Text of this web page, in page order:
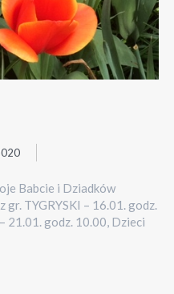
Babcie i Dziadków
TYGRYSKI – 16.01. godz.
21.01. godz. 10.00, Dzieci